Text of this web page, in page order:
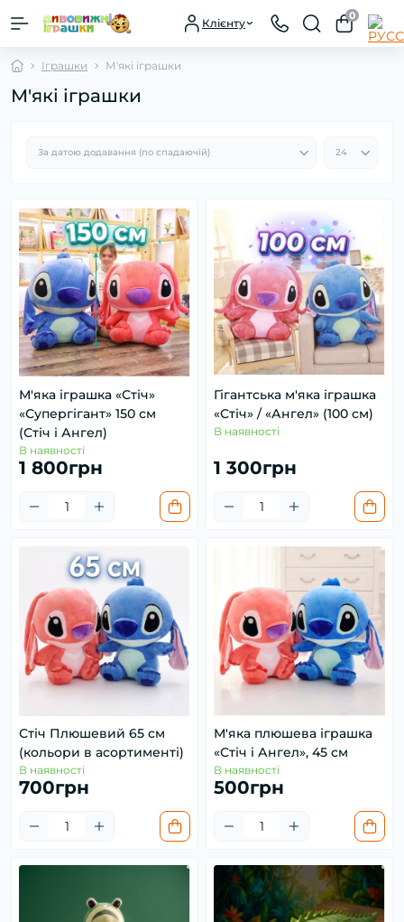
Клієнту
0
Іграшки М'які іграшки
М'які іграшки
М'яка іграшка «Стіч»
«Супергігант» 150 см
(Стіч і Ангел)
В наявності
1 800грн
Гігантська м'яка іграшка
«Стіч» / «Ангел» (100 см)
В наявності
1 300грн
Стіч Плюшевий 65 см
(кольори в асортименті)
В наявності
700грн
М'яка плюшева іграшка
«Стіч і Ангел», 45 см
В наявності
500грн